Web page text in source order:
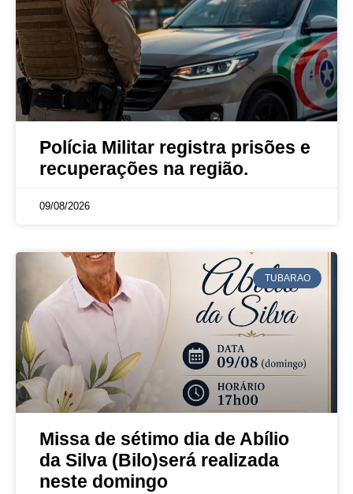
Polícia Militar registra prisões e
recuperações na região.
09/08/2026
TUBARAO
Missa de sétimo dia de Abílio
da Silva (Bilo)será realizada
neste domingo